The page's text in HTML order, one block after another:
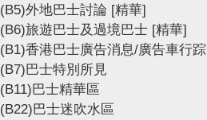
(B5)外地巴士討論 [精華]
(B6)旅遊巴士及過境巴士 [精華]
(B1)香港巴士廣告消息/廣告車行踪
(B7)巴士特別所見
(B11)巴士精華區
(B22)巴士迷吹水區